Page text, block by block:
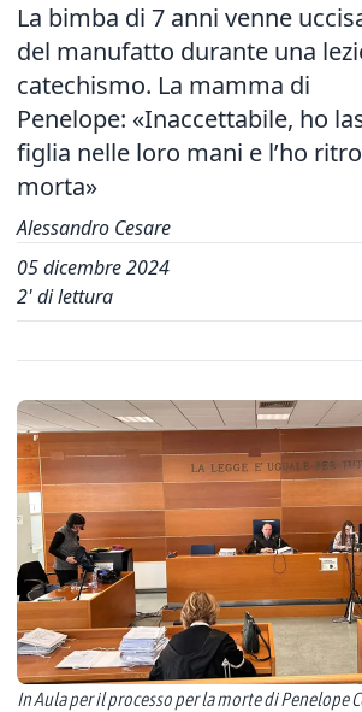
La bimba di 7 anni venne
del manufatto durante una
catechismo. La mamma di
Penelope: «Inaccettabile, ho
figlia nelle loro mani e l’ho
morta»
Alessandro Cesare
05 dicembre 2024
2' di lettura
In Aula per il processo per la morte di Penelope